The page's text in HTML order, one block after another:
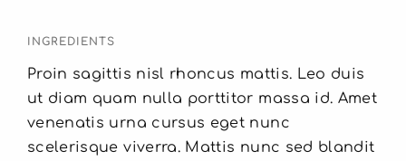
INGREDIENTS
Proin sagittis nisl rhoncus mattis. Leo duis
ut diam quam nulla porttitor massa id. Amet
venenatis urna cursus eget nunc
scelerisque viverra. Mattis nunc sed blandit